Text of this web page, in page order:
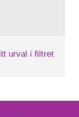
urval i filtret